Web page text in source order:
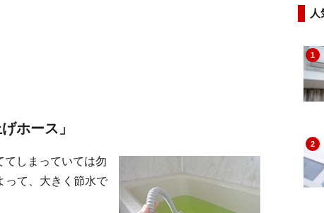
ホース」
てしまっていては勿
って、大きく節水で
1
2